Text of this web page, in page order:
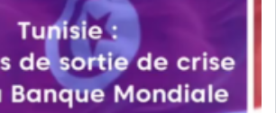
ENNAKL LÈVE 60 MD SUR LE
MARCHÉ OBLIGATA...